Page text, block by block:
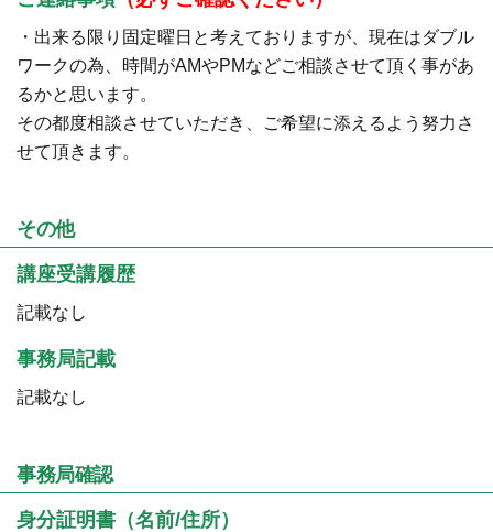
・出来る限り固定曜日と考えておりますが、現在はダブル
ワークの為、時間がAMやPMなどご相談させて頂く事があ
るかと思います。
その都度相談させていただき、ご希望に添えるよう努力さ
せて頂きます。
その他
講座受講履歴
記載なし
事務局記載
記載なし
事務局確認
身分証明書（名前/住所）